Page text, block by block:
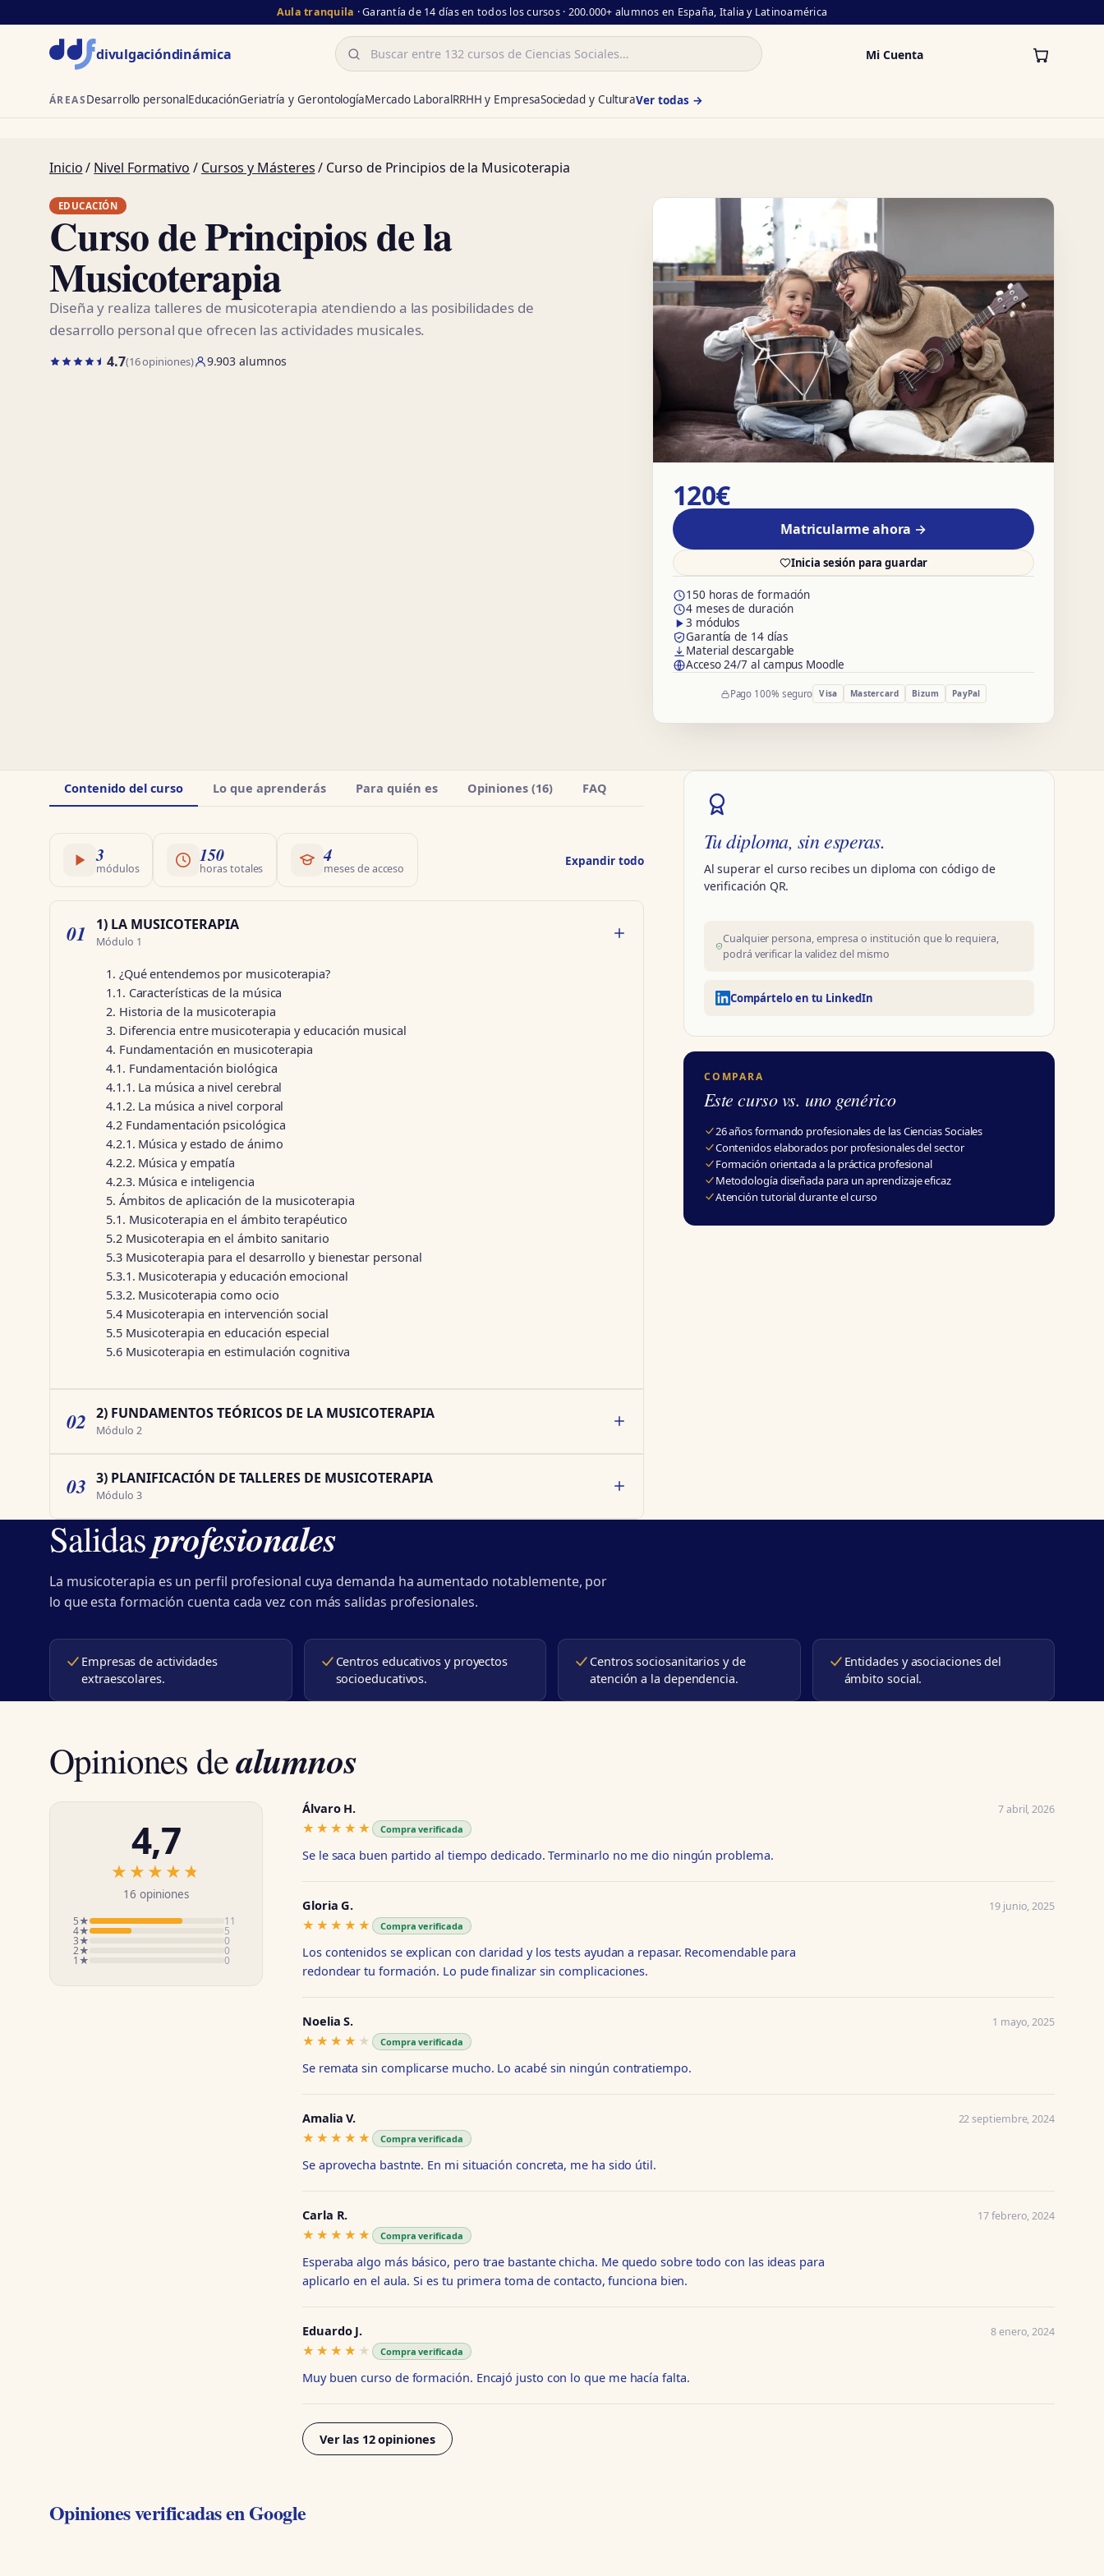
Aula tranquila · Garantía de 14 días en todos los cursos · 200.000+ alumnos en España, Italia y Latinoamérica
divulgacióndinámica Buscar Mi Cuenta
ÁREASDesarrollo personalEducaciónGeriatría y GerontologíaMercado LaboralRRHH y EmpresaSociedad y CulturaVer todas →
Inicio/ Nivel Formativo / Cursos y Másteres/ Curso de Principios de la Musicoterapia
EDUCACIÓN
Curso de Principios de la
Musicoterapia
Diseña y realiza talleres de musicoterapia atendiendo a las posibilidades de
desarrollo personal que ofrecen las actividades musicales.
4.7(16 opiniones) 9.903 alumnos
120€
Matricularme ahora →
Inicia sesión para guardar
150 horas de formación
4 meses de duración
3 módulos
Garantía de 14 días
Material descargable
Acceso 24/7 al campus Moodle
Pago 100% seguro Visa Mastercard Bizum PayPal
Información
curso
Contenido del curso Lo que aprenderás Para quién es Opiniones (16) FAQ
3
módulos
150
horas totales
4
meses de acceso Expandir todo
01 1) LA MUSICOTERAPIA
Módulo 1
1. ¿Qué entendemos por musicoterapia?
1.1. Características de la música
2. Historia de la musicoterapia
3. Diferencia entre musicoterapia y educación musical
4. Fundamentación en musicoterapia
4.1. Fundamentación biológica
4.1.1. La música a nivel cerebral
4.1.2. La música a nivel corporal
4.2 Fundamentación psicológica
4.2.1. Música y estado de ánimo
4.2.2. Música y empatía
4.2.3. Música e inteligencia
5. Ámbitos de aplicación de la musicoterapia
5.1. Musicoterapia en el ámbito terapéutico
5.2 Musicoterapia en el ámbito sanitario
5.3 Musicoterapia para el desarrollo y bienestar personal
5.3.1. Musicoterapia y educación emocional
5.3.2. Musicoterapia como ocio
5.4 Musicoterapia en intervención social
5.5 Musicoterapia en educación especial
5.6 Musicoterapia en estimulación cognitiva
02 2) FUNDAMENTOS TEÓRICOS DE LA MUSICOTERAPIA
Módulo 2
03 3) PLANIFICACIÓN DE TALLERES DE MUSICOTERAPIA
Módulo 3
Tu diploma, sin esperas.
Al superar el curso recibes un diploma con código de
verificación QR.
Cualquier persona, empresa o institución que lo requiera,
podrá verificar la validez del mismo
Compártelo en tu LinkedIn
COMPARA
Este curso vs. uno genérico
26 años formando profesionales de las Ciencias Sociales
Contenidos elaborados por profesionales del sector
Formación orientada a la práctica profesional
Metodología diseñada para un aprendizaje eficaz
Atención tutorial durante el curso
Salidasprofesionales
La musicoterapia es un perfil profesional cuya demanda ha aumentado notablemente, por
lo que esta formación cuenta cada vez con más salidas profesionales.
Empresas de actividades
extraescolares.
Centros educativos y proyectos
socioeducativos.
Centros sociosanitarios y de
atención a la dependencia.
Entidades y asociaciones del
ámbito social.
Opiniones dealumnos
4,7
★★★★★
★★★★★
16 opiniones
5★ 11
4★ 5
3★ 0
2★ 0
1★ 0
Álvaro H. 7 abril, 2026
★★★★★
★★★★★ Compra verificada
Se le saca buen partido al tiempo dedicado. Terminarlo no me dio ningún problema.
Gloria G. 19 junio, 2025
★★★★★
★★★★★ Compra verificada
Los contenidos se explican con claridad y los tests ayudan a repasar. Recomendable para
redondear tu formación. Lo pude finalizar sin complicaciones.
Noelia S. 1 mayo, 2025
★★★★★
★★★★★ Compra verificada
Se remata sin complicarse mucho. Lo acabé sin ningún contratiempo.
Amalia V. 22 septiembre, 2024
★★★★★
★★★★★ Compra verificada
Se aprovecha bastnte. En mi situación concreta, me ha sido útil.
Carla R. 17 febrero, 2024
★★★★★
★★★★★ Compra verificada
Esperaba algo más básico, pero trae bastante chicha. Me quedo sobre todo con las ideas para
aplicarlo en el aula. Si es tu primera toma de contacto, funciona bien.
Eduardo J. 8 enero, 2024
★★★★★
★★★★★ Compra verificada
Muy buen curso de formación. Encajó justo con lo que me hacía falta.
Ver las 12 opiniones
Opiniones verificadas en Google